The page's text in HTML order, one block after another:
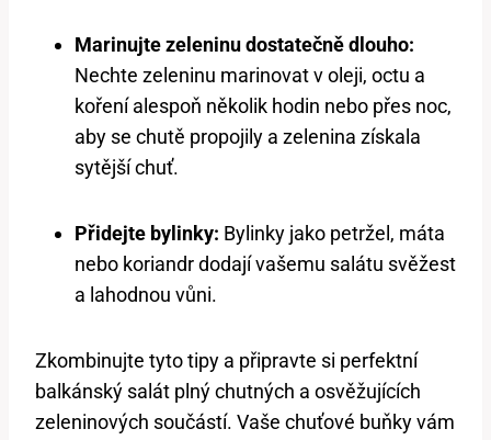
Marinujte zeleninu dostatečně⁣ dlouho:
Nechte zeleninu ⁣marinovat⁤ v oleji, octu a
koření alespoň několik hodin nebo přes ⁤noc,
⁤aby se ⁤chutě propojily a zelenina získala
sytější chuť.
Přidejte bylinky: Bylinky jako petržel, máta
nebo koriandr dodají vašemu salátu svěžest
a lahodnou vůni.
Zkombinujte​ tyto tipy a připravte si perfektní
balkánský salát plný chutných a osvěžujících
zeleninových součástí. Vaše chuťové buňky ​vám